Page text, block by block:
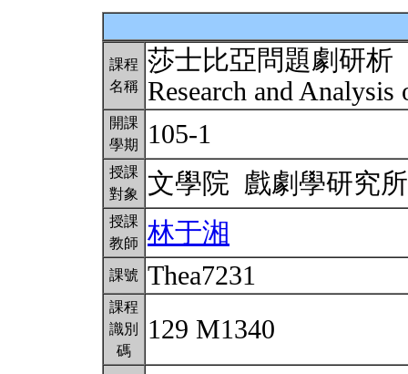
課程
名稱
莎士比亞問題劇研析
Research and Analysis
開課
學期
105-1
授課
對象
文學院 戲劇學研究
授課
教師
林于湘
課號 Thea7231
課程
識別
碼
129 M1340